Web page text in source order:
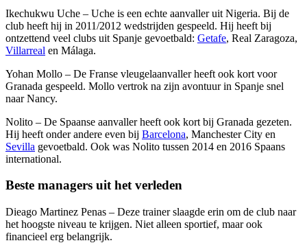
Ikechukwu Uche – Uche is een echte aanvaller uit Nigeria. Bij de
club heeft hij in 2011/2012 wedstrijden gespeeld. Hij heeft bij
ontzettend veel clubs uit Spanje gevoetbald: Getafe, Real Zaragoza,
Villarreal en Málaga.
Yohan Mollo – De Franse vleugelaanvaller heeft ook kort voor
Granada gespeeld. Mollo vertrok na zijn avontuur in Spanje snel
naar Nancy.
Nolito – De Spaanse aanvaller heeft ook kort bij Granada gezeten.
Hij heeft onder andere even bij Barcelona, Manchester City en
Sevilla gevoetbald. Ook was Nolito tussen 2014 en 2016 Spaans
international.
Beste managers uit het verleden
Dieago Martinez Penas – Deze trainer slaagde erin om de club naar
het hoogste niveau te krijgen. Niet alleen sportief, maar ook
financieel erg belangrijk.